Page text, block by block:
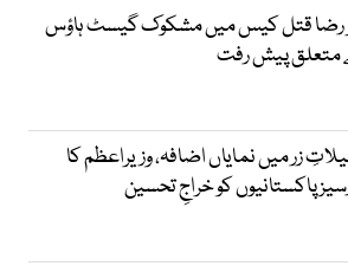
رضا قتل کیس میں مشکوک گیسٹ ہاؤس
پیش رفت
زر میں نمایاں اضافہ، وزیراعظم کا
پاکستانیوں کو خراجِ تحسین